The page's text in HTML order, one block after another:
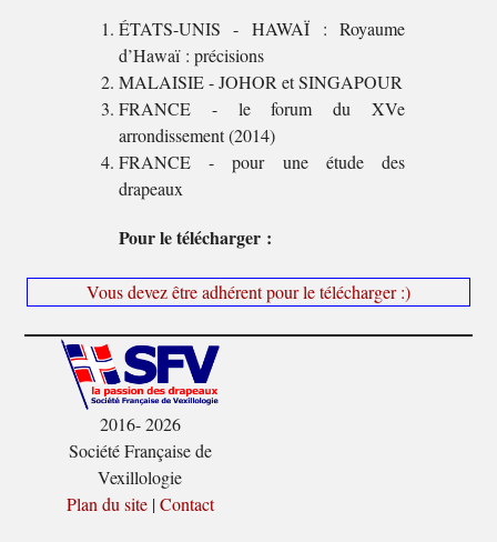
ÉTATS-UNIS - HAWAÏ : Royaume
d’Hawaï : précisions
MALAISIE - JOHOR et SINGAPOUR
FRANCE - le forum du XVe
arrondissement (2014)
FRANCE - pour une étude des
drapeaux
Pour le télécharger :
Vous devez être adhérent pour le télécharger :)
2016- 2026
Société Française de
Vexillologie
Plan du site|Contact